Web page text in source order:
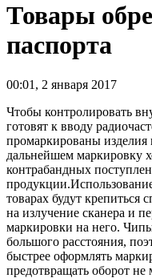
Товары
паспорта
00:01 , 2 января 2017
Чтобы контролировать
готовят к вводу
промаркированы
дальнейшем маркировку
контрабандных
товарах будут
на излучение сканера и
маркировки на него.
большого расстояния,
быстрее оформлять
предотвращать оборот